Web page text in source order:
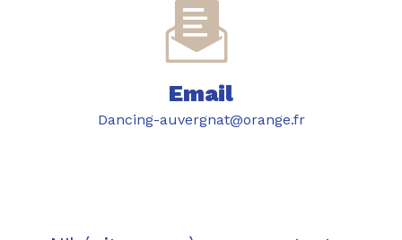
Email
dancing-auvergnat@orange.fr